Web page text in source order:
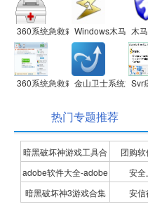
360系统急救箱(64位)Windows木马清道
木
360系统急救箱(64位)金山卫士系统文件
Svr
热门专题推荐
暗黑破坏神游戏工具合
集
团购
adobe软件大全-adobe
全系列软件下载-adobe
安
暗黑破坏神3游戏合集 安